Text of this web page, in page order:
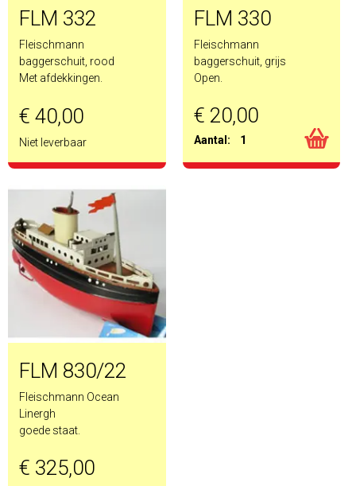
FLM 332
Fleischmann
baggerschuit, rood
Met afdekkingen.
€ 40,00
Niet leverbaar
FLM 330
Fleischmann
baggerschuit, grijs
Open.
€ 20,00
Aantal: 1
FLM 830/22
Fleischmann Ocean
Linergh
goede staat.
€ 325,00